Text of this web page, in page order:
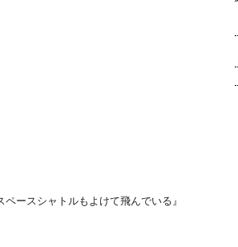
ースシャトルもよけて飛んでいる』